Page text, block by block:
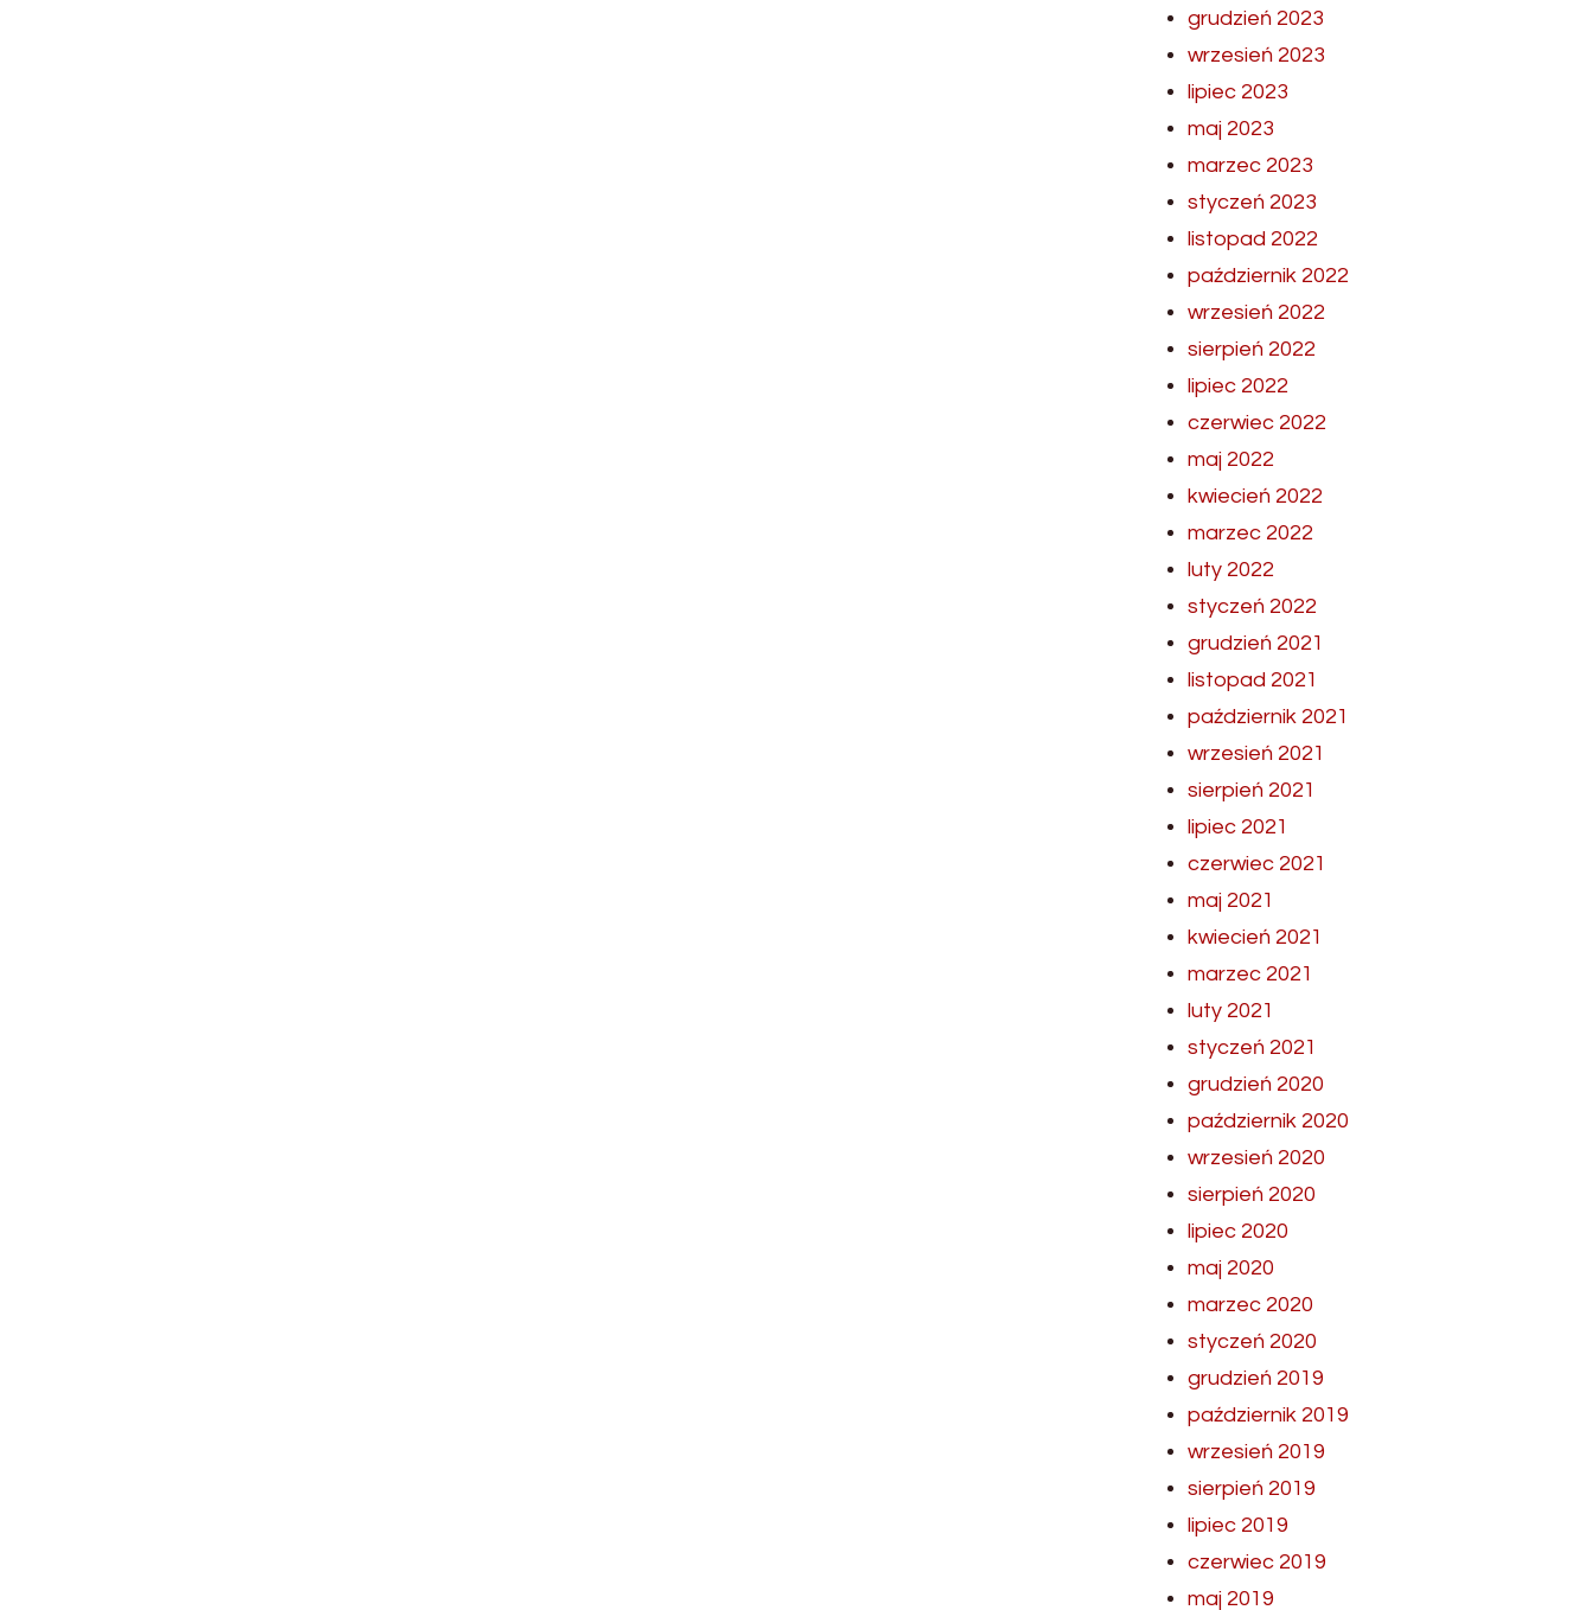
grudzień 2023
wrzesień 2023
lipiec 2023
maj 2023
marzec 2023
styczeń 2023
listopad 2022
październik 2022
wrzesień 2022
sierpień 2022
lipiec 2022
czerwiec 2022
maj 2022
kwiecień 2022
marzec 2022
luty 2022
styczeń 2022
grudzień 2021
listopad 2021
październik 2021
wrzesień 2021
sierpień 2021
lipiec 2021
czerwiec 2021
maj 2021
kwiecień 2021
marzec 2021
luty 2021
styczeń 2021
grudzień 2020
październik 2020
wrzesień 2020
sierpień 2020
lipiec 2020
maj 2020
marzec 2020
styczeń 2020
grudzień 2019
październik 2019
wrzesień 2019
sierpień 2019
lipiec 2019
czerwiec 2019
maj 2019